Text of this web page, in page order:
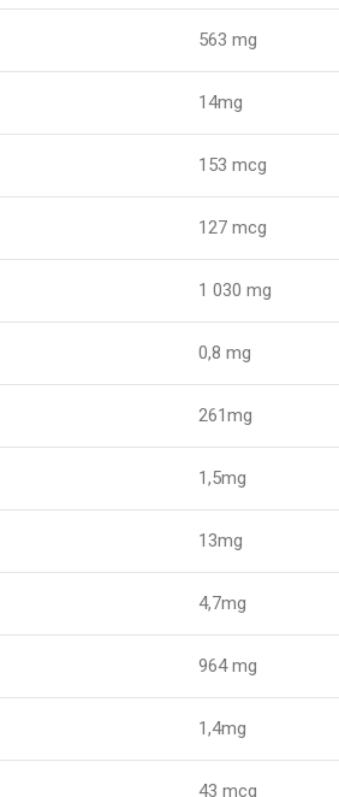
563 mg
14mg
153 mcg
127 mcg
1 030 mg
0,8 mg
261mg
1,5mg
13mg
4,7mg
964 mg
1,4mg
43 mcg